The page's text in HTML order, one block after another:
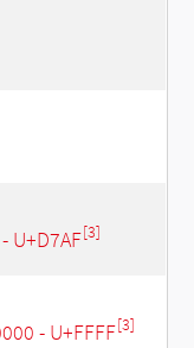
U+D7AF[3]
- U+FFFF[3]